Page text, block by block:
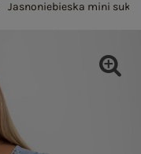
Jasnoniebieska mini